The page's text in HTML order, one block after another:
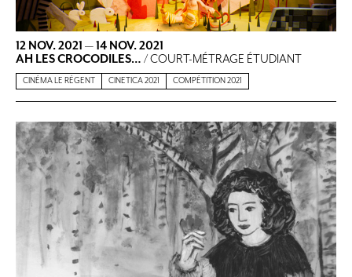
12 NOV. 2021 —14 NOV. 2021
AH LES CROCODILES… / COURT-MÉTRAGE ÉTUDIANT
CINÉMA LE RÉGENT CINETICA 2021 COMPÉTITION 2021